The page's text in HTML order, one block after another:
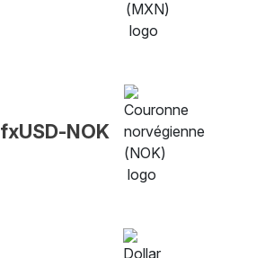
fxUSD-NOK